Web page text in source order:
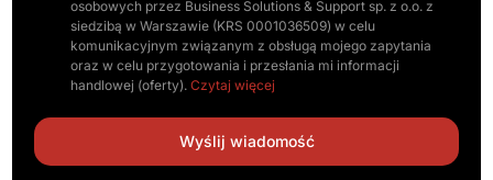
osobowych przez Business Solutions & Support sp. z o.o. z
siedzibą w Warszawie (KRS 0001036509) w celu
komunikacyjnym związanym z obsługą mojego zapytania
oraz w celu przygotowania i przesłania mi informacji
handlowej (oferty).Czytaj więcej